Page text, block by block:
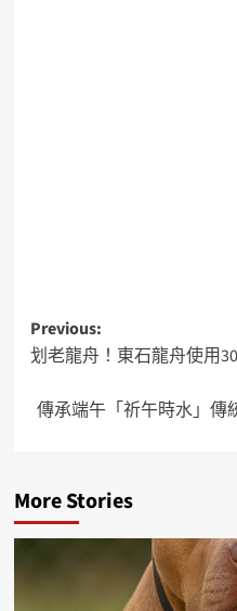
Previous:
划老龍舟！東石龍舟使用
傳承端午「祈午時水」傳
More Stories